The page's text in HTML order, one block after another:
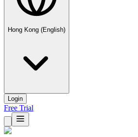
Hong Kong (English)
Login
Free Trial